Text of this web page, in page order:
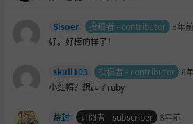
Sisoer 投稿者 - contributor 8年前
好。好棒的样子！
skull103 投稿者 - contributor 8
小红帽？想起了ruby
蒂封 订阅者 - subscriber 8年前